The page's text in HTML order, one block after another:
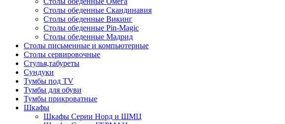
Столы обеденные Скандинавия
Столы обеденные Викинг
Столы обеденные Pin-Magic
Столы обеденные Мадрид
Столы письменные и компьютерные
Столы сервировочные
Стулья,табуреты
Сундуки
Тумбы под TV
Тумбы для обуви
Тумбы прикроватные
Шкафы
Шкафы Серии Норд и ШМЦ